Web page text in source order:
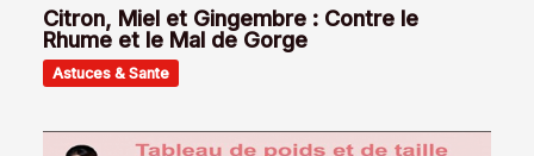
Citron, Miel et Gingembre : Contre le
Rhume et le Mal de Gorge
Astuces & Sante